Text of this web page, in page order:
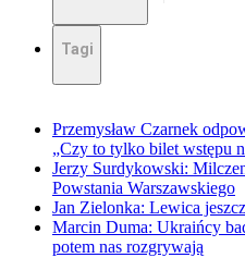
Tagi
Przemysław Czarnek
„Czy to tylko bilet wstępu
Jerzy Surdykowski:
Powstania Warszawskiego
Jan Zielonka: Lewica
Marcin Duma: Ukraińcy
potem nas rozgrywają